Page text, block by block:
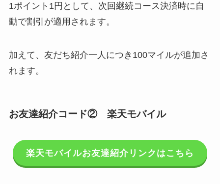
1ポイント1円として、次回継続コース決済時に自
動で割引が適用されます。
加えて、友だち紹介一人につき100マイルが追加さ
れます。
お友達紹介コード② 楽天モバイル
楽天モバイルお友達紹介リンクはこちら